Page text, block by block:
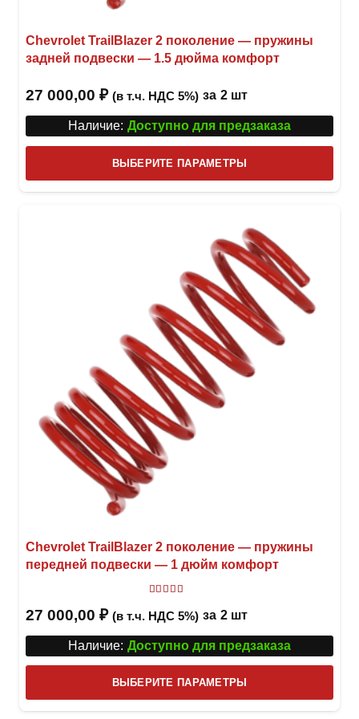
Chevrolet TrailBlazer 2 поколение — пружины
задней подвески — 1.5 дюйма комфорт
27 000,00 ₽ (в т.ч. НДС 5%) за 2 шт
Наличие: Доступно для предзаказа
ВЫБЕРИТЕ ПАРАМЕТРЫ
товар
Chevrolet TrailBlazer 2 поколение — пружины
передней подвески — 1 дюйм комфорт
27 000,00 ₽ (в т.ч. НДС 5%) за 2 шт
Наличие: Доступно для предзаказа
ВЫБЕРИТЕ ПАРАМЕТРЫ
товар